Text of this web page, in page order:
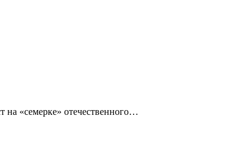
на «семерке» отечественного…